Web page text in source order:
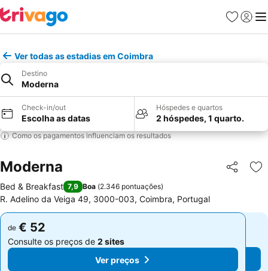
Favoritos
Iniciar
Ver todas as estadias em Coimbra
Destino
Moderna
Check-in/out
Escolha as datas
Hóspedes e quartos
2 hóspedes, 1 quarto.
Como os pagamentos influenciam os resultados
Moderna Partilhar
Bed & Breakfast 7,9 Boa (2.346 pontuações)
R. Adelino da Veiga 49, 3000-003, Coimbra, Portugal
de € 52
Consulte os preços de 2 sites
Ver preços
de € 52
Consulte os preços de 2 sites
Ver preços